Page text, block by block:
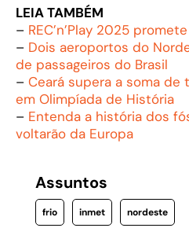
LEIA TAMBÉM
– REC’n’Play 2025
– Dois aeroportos do
de passageiros do Brasil
– Ceará supera a soma de
em Olimpíada de História
– Entenda a história dos
voltarão da Europa
Assuntos
frio inmet nordeste